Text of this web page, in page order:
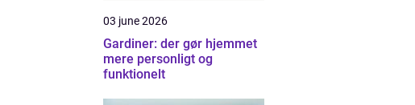
03 june 2026
Gardiner: der gør hjemmet
mere personligt og
funktionelt